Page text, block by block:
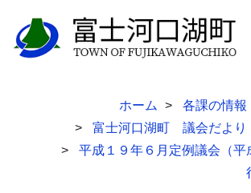
ホーム 各課の情報
富士河口湖町 議会だより
平成１９年６月定例議会（平